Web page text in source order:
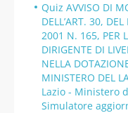
Quiz AVVISO DI
DELL’ART. 30,
2001 N. 165, PER
DIRIGENTE DI
NELLA
MINISTERO DEL
Lazio - Ministero
Simulatore